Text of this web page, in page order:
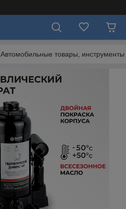
Автомобильные товары, инструменты